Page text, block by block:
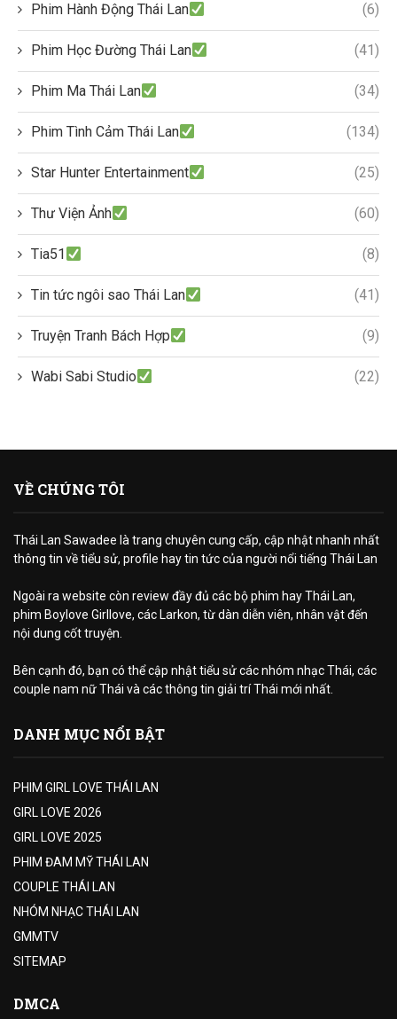
Phim Hành Động Thái Lan (6)
Phim Học Đường Thái Lan (41)
Phim Ma Thái Lan (34)
Phim Tình Cảm Thái Lan (134)
Star Hunter Entertainment (25)
Thư Viện Ảnh (60)
Tia51 (8)
Tin tức ngôi sao Thái Lan (41)
Truyện Tranh Bách Hợp (9)
Wabi Sabi Studio (22)
VỀ CHÚNG TÔI
Thái Lan Sawadee là trang chuyên cung cấp, cập nhật nhanh nhất
thông tin về tiểu sử, profile hay tin tức của người nổi tiếng Thái Lan
Ngoài ra website còn review đầy đủ các bộ phim hay Thái Lan,
phim Boylove Girllove, các Larkon, từ dàn diễn viên, nhân vật đến
nội dung cốt truyện.
Bên cạnh đó, bạn có thể cập nhật tiểu sử các nhóm nhạc Thái, các
couple nam nữ Thái và các thông tin giải trí Thái mới nhất.
DANH MỤC NỔI BẬT
PHIM GIRL LOVE THÁI LAN
GIRL LOVE 2026
GIRL LOVE 2025
PHIM ĐAM MỸ THÁI LAN
COUPLE THÁI LAN
NHÓM NHẠC THÁI LAN
GMMTV
SITEMAP
DMCA